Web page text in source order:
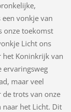
vonkje van
onze toekomst
Licht ons
het Koninkrijk van
ervaringsweg
maar veel
trots van onze
naar het Licht. Dit